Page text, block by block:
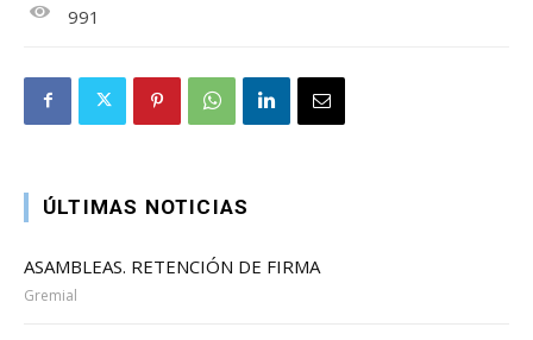
991
ÚLTIMAS NOTICIAS
ASAMBLEAS. RETENCIÓN DE FIRMA
Gremial